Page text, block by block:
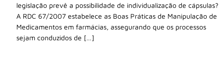
legislação prevê a possibilidade de individualização de cápsulas?
A RDC 67/2007 estabelece as Boas Práticas de Manipulação de
Medicamentos em farmácias, assegurando que os processos
sejam conduzidos de […]